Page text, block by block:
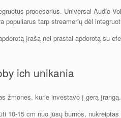
procesorius. Universal Audio
populiarus tarp streamerių dėl
įrašą nei prastai apdorotą su
ich unikania
žmones, kurie investavo į gerą įrangą.
10-15 cm nuo jūsų burnos,